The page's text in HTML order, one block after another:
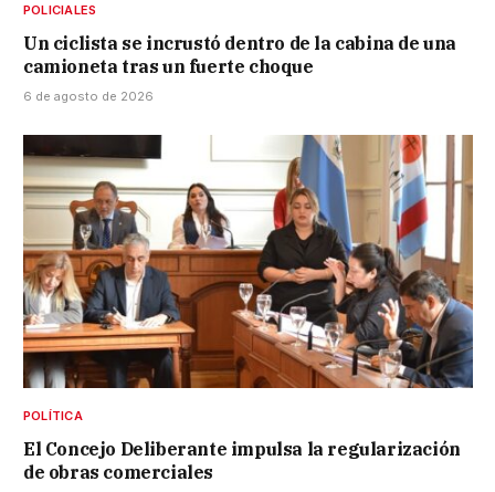
POLICIALES
Un ciclista se incrustó dentro de la cabina de una
camioneta tras un fuerte choque
6 de agosto de 2026
POLÍTICA
El Concejo Deliberante impulsa la regularización
de obras comerciales